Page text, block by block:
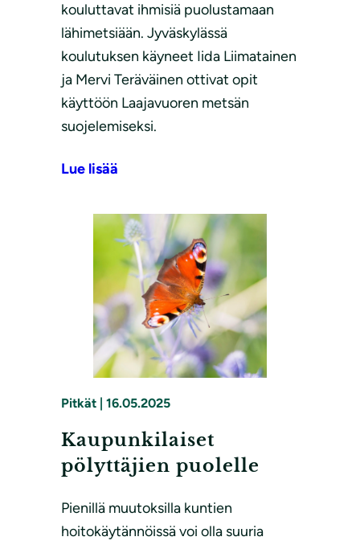
kouluttavat ihmisiä puolustamaan
lähimetsiään. Jyväskylässä
koulutuksen käyneet Iida Liimatainen
ja Mervi Teräväinen ottivat opit
käyttöön Laajavuoren metsän
suojelemiseksi.
Lue lisää
Pitkät | 16.05.2025
Kaupunkilaiset
pölyttäjien puolelle
Pienillä muutoksilla kuntien
hoitokäytännöissä voi olla suuria